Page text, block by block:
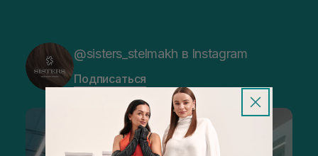
@sisters_stelmakh в Instagram
Подписаться